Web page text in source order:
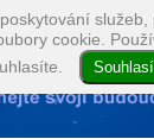
cookie.